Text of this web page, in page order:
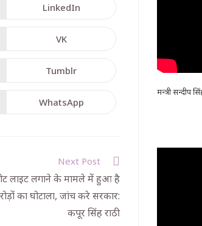
LinkedIn
VK
Tumblr
WhatsApp
Next Post
लाइट लगाने के मामले में हुआ है
का घोटाला, जांच करे सरकार:
कपूर सिंह राठी
मन्त्री सन्दीप